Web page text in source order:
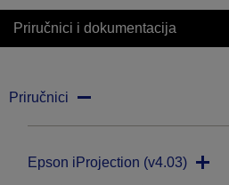
Priručnici i dokumentacija
Priručnici
Epson iProjection (v4.03)